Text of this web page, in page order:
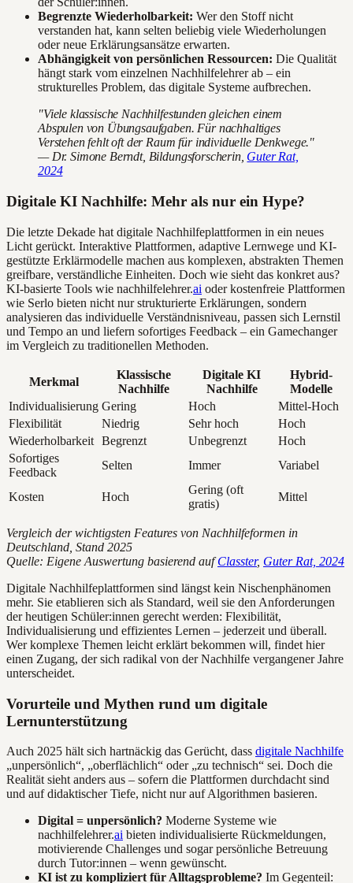
Begrenzte Wiederholbarkeit: Wer den Stoff nicht
verstanden hat, kann selten beliebig viele Wiederholungen
oder neue Erklärungsansätze erwarten.
Abhängigkeit von persönlichen Ressourcen: Die Qualität
hängt stark vom einzelnen Nachhilfelehrer ab – ein
strukturelles Problem, das digitale Systeme aufbrechen.
"Viele klassische Nachhilfestunden gleichen einem
Abspulen von Übungsaufgaben. Für nachhaltiges
Verstehen fehlt oft der Raum für individuelle Denkwege."
— Dr. Simone Berndt, Bildungsforscherin, Guter Rat,
2024
Digitale KI Nachhilfe: Mehr als nur ein Hype?
Die letzte Dekade hat digitale Nachhilfeplattformen in ein neues
Licht gerückt. Interaktive Plattformen, adaptive Lernwege und KI-
gestützte Erklärmodelle machen aus komplexen, abstrakten Themen
greifbare, verständliche Einheiten. Doch wie sieht das konkret aus?
KI-basierte Tools wie nachhilfelehrer.ai oder kostenfreie Plattformen
wie Serlo bieten nicht nur strukturierte Erklärungen, sondern
analysieren das individuelle Verständnisniveau, passen sich Lernstil
und Tempo an und liefern sofortiges Feedback – ein Gamechanger
im Vergleich zu traditionellen Methoden.
Merkmal
Klassische
Nachhilfe
Digitale KI
Nachhilfe
Hybrid-
Modelle
Individualisierung Gering Hoch
Mittel-Hoch
Flexibilität
Niedrig Sehr hoch
Hoch
Wiederholbarkeit Begrenzt Unbegrenzt
Hoch
Sofortiges
Feedback
Selten Immer Variabel
Kosten Hoch
Gering (oft
gratis)
Mittel
Vergleich der wichtigsten Features von Nachhilfeformen in
Deutschland, Stand 2025
Quelle: Eigene Auswertung basierend aufClasster, Guter Rat, 2024
Digitale Nachhilfeplattformen sind längst kein Nischenphänomen
mehr. Sie etablieren sich als Standard, weil sie den Anforderungen
der heutigen Schüler:innen gerecht werden: Flexibilität,
Individualisierung und effizientes Lernen – jederzeit und überall.
Wer komplexe Themen leicht erklärt bekommen will, findet hier
einen Zugang, der sich radikal von der Nachhilfe vergangener Jahre
unterscheidet.
Vorurteile und Mythen rund um digitale
Lernunterstützung
Auch 2025 hält sich hartnäckig das Gerücht, dass digitale Nachhilfe
„unpersönlich“, „oberflächlich“ oder „zu technisch“ sei. Doch die
Realität sieht anders aus – sofern die Plattformen durchdacht sind
und auf didaktischer Tiefe, nicht nur auf Algorithmen basieren.
Digital = unpersönlich? Moderne Systeme wie
nachhilfelehrer.ai bieten individualisierte Rückmeldungen,
motivierende Challenges und sogar persönliche Betreuung
durch Tutor:innen – wenn gewünscht.
KI ist zu kompliziert für Alltagsprobleme? Im Gegenteil: